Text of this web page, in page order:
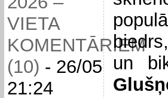
VIETA
KOMENTĀRIEM
(10) - 26/05
21:24
biedrs,
un